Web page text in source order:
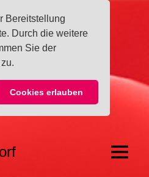
Bereitstellung
Durch die weitere
Sie der
Cookies erlauben
Menü